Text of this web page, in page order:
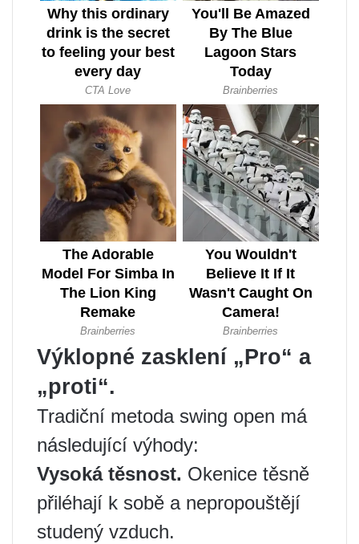
Výklopné zasklení „Pro“ a
„proti“.
Tradiční metoda swing open má
následující výhody:
Vysoká těsnost. Okenice těsně
přiléhají k sobě a nepropouštějí
studený vzduch.